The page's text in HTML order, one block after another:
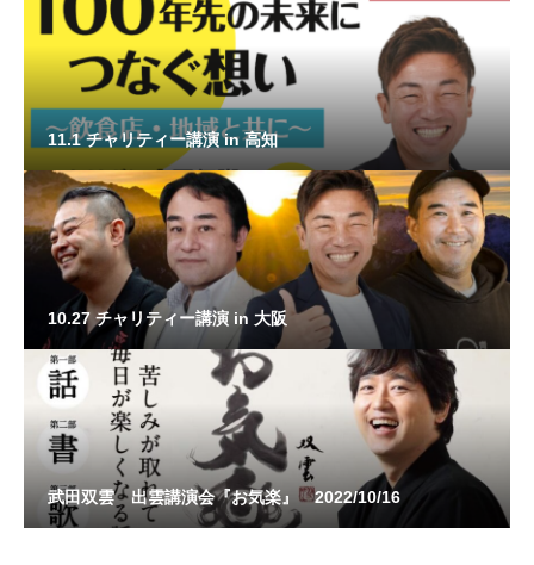
11.1 チャリティー講演 in 高知
10.27 チャリティー講演 in 大阪
武田双雲 出雲講演会『お気楽』 2022/10/16